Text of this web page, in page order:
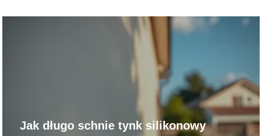
Jak długo schnie tynk silikonowy